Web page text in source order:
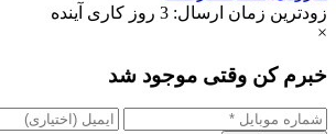
زودترین زمان ارسال: 3 روز کاری آینده
×
خبرم کن وقتی موجود شد